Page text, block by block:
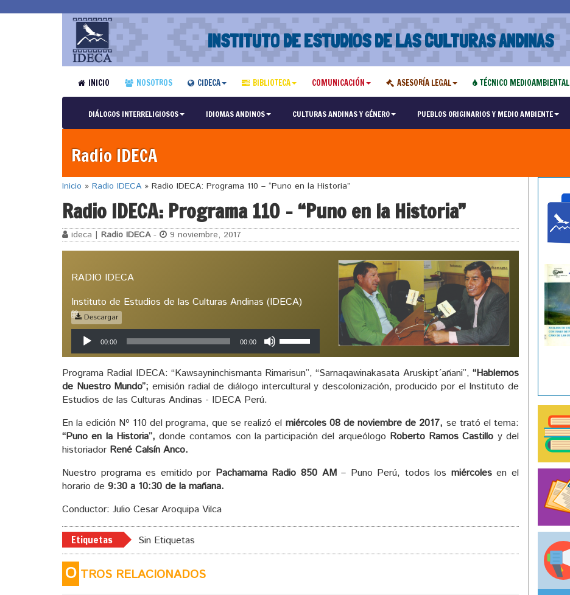
INSTITUTO DE ESTUDIOS DE LAS CULTURAS ANDINAS
INICIO NOSOTROS CIDECA BIBLIOTECA COMUNICACIÓN ASESORÍA LEGAL TÉCNICO MEDIOAMBIENTAL
DIÁLOGOS INTERRELIGIOSOS IDIOMAS ANDINOS CULTURAS ANDINAS Y GÉNERO PUEBLOS ORIGINARIOS Y MEDIO AMBIENTE
Radio IDECA
Inicio » Radio IDECA » Radio IDECA: Programa 110 – “Puno en la Historia”
Radio IDECA: Programa 110 – “Puno en la Historia”
ideca | Radio IDECA- 9 noviembre, 2017
RADIO IDECA
Instituto de Estudios de las Culturas Andinas (IDECA)
Descargar
de
audio
00:00 00:00
de
flecha
aumentar
o
el
Programa Radial IDECA: “Kawsayninchismanta Rimarisun”, “Sarnaqawinakasata Aruskipt´añani”, “Hablemos
de Nuestro Mundo”; emisión radial de diálogo intercultural y descolonización, producido por el Instituto de
Estudios de las Culturas Andinas - IDECA Perú.
En la edición Nº 110 del programa, que se realizó el miércoles 08 de noviembre de 2017, se trató el tema:
“Puno en la Historia”, donde contamos con la participación del arqueólogo Roberto Ramos Castillo y del
historiador René Calsín Anco.
Nuestro programa es emitido por Pachamama Radio 850 AM– Puno Perú, todos los miércolesen el
horario de 9:30 a 10:30 de la mañana.
Conductor: Julio Cesar Aroquipa Vilca
Etiquetas Sin Etiquetas
O TROS RELACIONADOS